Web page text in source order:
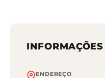
INFORMAÇÕES
ENDEREÇO